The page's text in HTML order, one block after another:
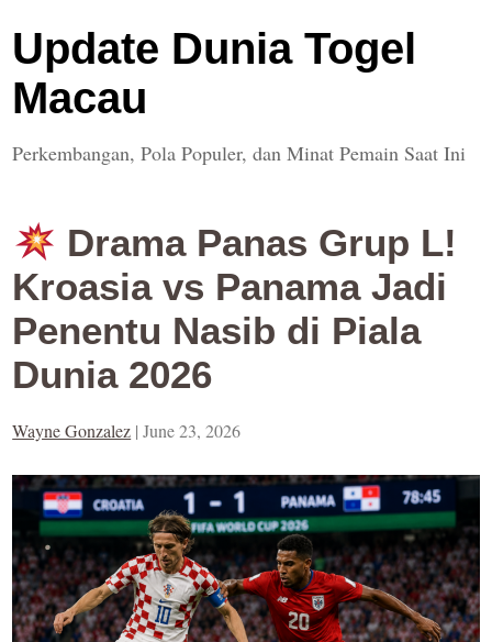
Update Dunia Togel
Macau
Perkembangan, Pola Populer, dan Minat Pemain Saat Ini
Drama Panas Grup L!
Kroasia vs Panama Jadi
Penentu Nasib di Piala
Dunia 2026
Wayne Gonzalez |June 23, 2026